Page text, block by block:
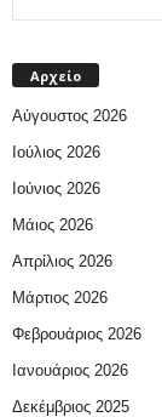
Αρχείο
Αύγουστος 2026
Ιούλιος 2026
Ιούνιος 2026
Μάιος 2026
Απρίλιος 2026
Μάρτιος 2026
Φεβρουάριος 2026
Ιανουάριος 2026
Δεκέμβριος 2025